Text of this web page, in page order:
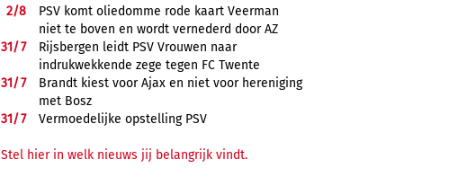
2/8
PSV komt oliedomme rode kaart Veerman
niet te boven en wordt vernederd door AZ
31/7
Rijsbergen leidt PSV Vrouwen naar
indrukwekkende zege tegen FC Twente
31/7
Brandt kiest voor Ajax en niet voor hereniging
met Bosz
31/7 Vermoedelijke opstelling PSV
Stel hier in welk nieuws jij belangrijk vindt.